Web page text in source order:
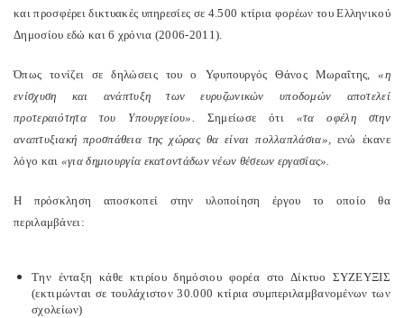
και προσφέρει δικτυακές υπηρεσίες σε 4.500 κτίρια φορέων του Ελληνικού
Δημοσίου εδώ και 6 χρόνια (2006-2011).
Όπως τονίζει σε δηλώσεις του ο Υφυπουργός Θάνος Μωραΐτης,«η
ενίσχυση και ανάπτυξη των ευρυζωνικών υποδομών αποτελεί
προτεραιότητα του Υπουργείου». Σημείωσε ότι«τα οφέλη στην
αναπτυξιακή προσπάθεια της χώρας θα είναι πολλαπλάσια», ενώ έκανε
λόγο και «για δημιουργία εκατοντάδων νέων θέσεων εργασίας».
Η πρόσκληση αποσκοπεί στην υλοποίηση έργου το οποίο θα
περιλαμβάνει:
Την ένταξη κάθε κτιρίου δημόσιου φορέα στο Δίκτυο ΣΥΖΕΥΞΙΣ
(εκτιμώνται σε τουλάχιστον 30.000 κτίρια συμπεριλαμβανομένων των
σχολείων)